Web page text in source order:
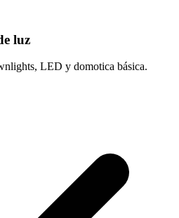
luz
LED y domotica básica.